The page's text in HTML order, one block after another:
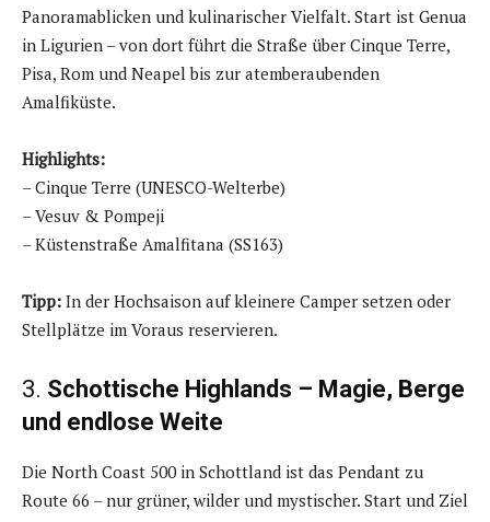
Panoramablicken und kulinarischer Vielfalt. Start ist Genua
in Ligurien – von dort führt die Straße über Cinque Terre,
Pisa, Rom und Neapel bis zur atemberaubenden
Amalfiküste.
Highlights:
– Cinque Terre (UNESCO-Welterbe)
– Vesuv & Pompeji
– Küstenstraße Amalfitana (SS163)
Tipp: In der Hochsaison auf kleinere Camper setzen oder
Stellplätze im Voraus reservieren.
3. Schottische Highlands – Magie, Berge
und endlose Weite
Die North Coast 500 in Schottland ist das Pendant zu
Route 66 – nur grüner, wilder und mystischer. Start und Ziel